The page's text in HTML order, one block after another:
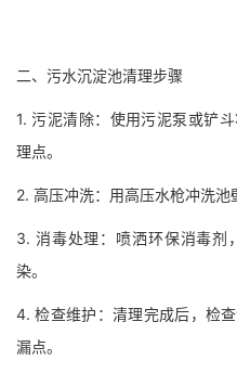
二、污水沉淀池清理步骤
1. 污泥清除：使用污泥泵或铲
理点。
2. 高压冲洗：用高压水枪冲洗
3. 消毒处理：喷洒环保消毒剂
染。
4. 检查维护：清理完成后，检
漏点。